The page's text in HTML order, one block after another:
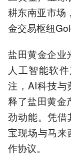
耕东南亚市场
金交易枢纽
盐田黄金企业
人工智能软
注，AI科技与
释了盐田黄金
劲动能。凭借
宝现场与马
作协议。